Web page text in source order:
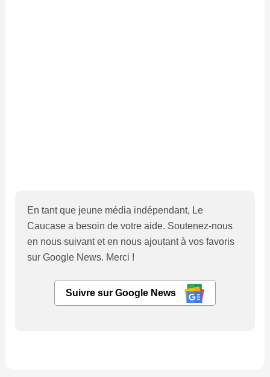
En tant que jeune média indépendant, Le
Caucase a besoin de votre aide. Soutenez-nous
en nous suivant et en nous ajoutant à vos favoris
sur Google News. Merci !
Suivre sur Google News